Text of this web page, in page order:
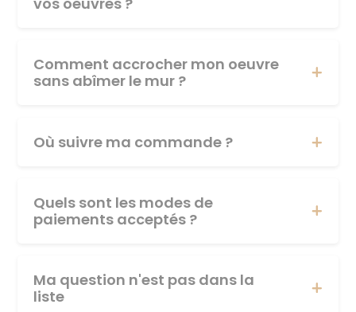
Comment accrocher mon oeuvre
sans abîmer le mur ?
Où suivre ma commande ?
Quels sont les modes de
paiements acceptés ?
Ma question n'est pas dans la
liste